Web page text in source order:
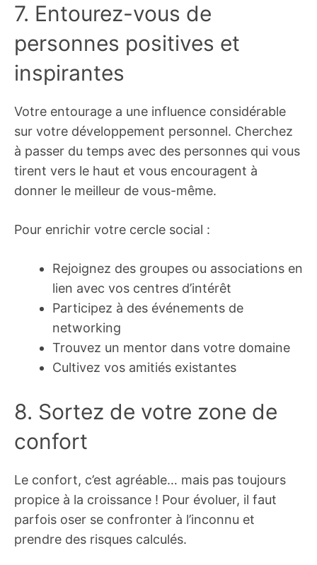
7. Entourez-vous de
personnes positives et
inspirantes
Votre entourage a une influence considérable
sur votre développement personnel. Cherchez
à passer du temps avec des personnes qui vous
tirent vers le haut et vous encouragent à
donner le meilleur de vous-même.
Pour enrichir votre cercle social :
Rejoignez des groupes ou associations en
lien avec vos centres d’intérêt
Participez à des événements de
networking
Trouvez un mentor dans votre domaine
Cultivez vos amitiés existantes
8. Sortez de votre zone de
confort
Le confort, c’est agréable… mais pas toujours
propice à la croissance ! Pour évoluer, il faut
parfois oser se confronter à l’inconnu et
prendre des risques calculés.